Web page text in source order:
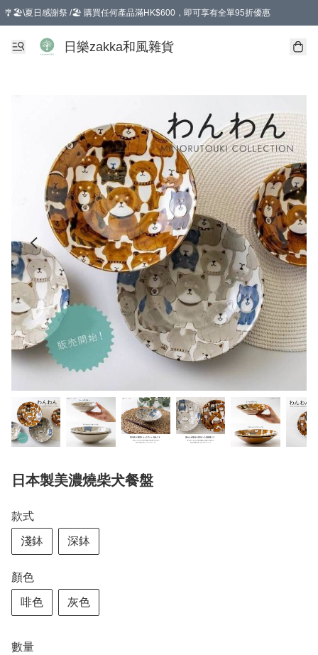
🎐🏖️\夏日感謝祭 /🏖️ 購買任何產品滿HK$600，即可享有全單95折優惠
選擇GoGoX住宅/工商地址配送，單一訂單消費購物滿HK$680(折扣後），可享有
日樂zakka和風雜貨
日本製美濃燒柴犬餐盤
款式
淺鉢 深鉢
顏色
啡色 灰色
數量